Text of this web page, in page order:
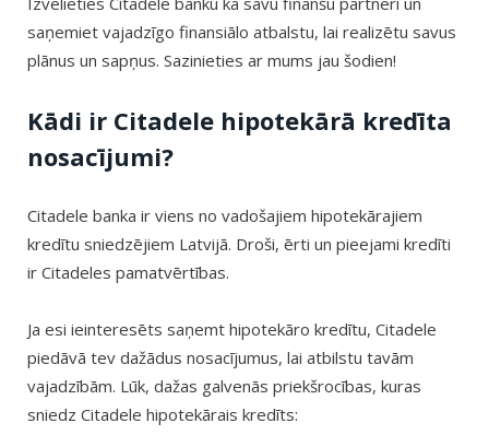
saņemiet vajadzīgo finansiālo atbalstu, lai realizētu savus
plānus un sapņus. Sazinieties ar mums jau šodien!
Kādi ir Citadele hipotekārā kredīta
nosacījumi?
Citadele banka ir viens no vadošajiem hipotekārajiem
kredītu sniedzējiem Latvijā. Droši, ērti un pieejami kredīti
ir Citadeles pamatvērtības.
Ja esi ieinteresēts saņemt hipotekāro kredītu, Citadele
piedāvā tev dažādus nosacījumus, lai atbilstu tavām
vajadzībām. Lūk, dažas galvenās priekšrocības, kuras
sniedz Citadele hipotekārais kredīts: